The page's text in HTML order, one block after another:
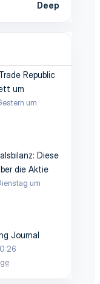
Deep
Republic
um
um
Diese
die Aktie
um
Journal